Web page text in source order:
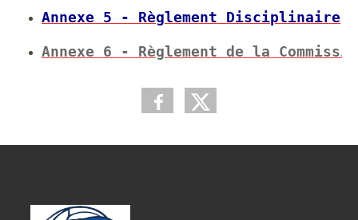
Annexe 5 - Règlement Disciplinaire
Annexe 6 - Règlement de la